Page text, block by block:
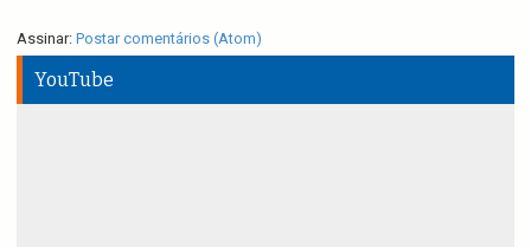
Assinar: Postar comentários (Atom)
YouTube